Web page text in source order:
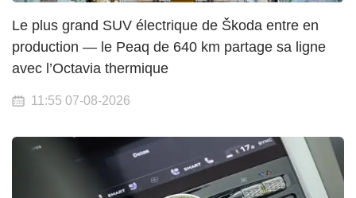
Le plus grand SUV électrique de Škoda entre en
production — le Peaq de 640 km partage sa ligne
avec l’Octavia thermique
11:55 07-08-2026